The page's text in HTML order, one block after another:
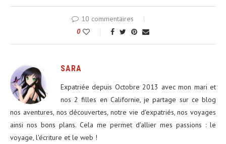
10 commentaires
0
SARA
Expatriée depuis Octobre 2013 avec mon mari et
nos 2 filles en Californie, je partage sur ce blog
nos aventures, nos découvertes, notre vie d'expatriés, nos voyages
ainsi nos bons plans. Cela me permet d'allier mes passions : le
voyage, l'écriture et le web !